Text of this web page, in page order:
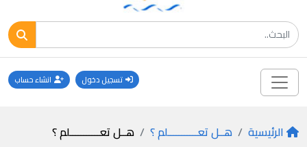
تسجيل دخول انشاء حساب
الرئيسية هــل تعـــــــــــلم ؟ هــل تعـــــــــــلم ؟